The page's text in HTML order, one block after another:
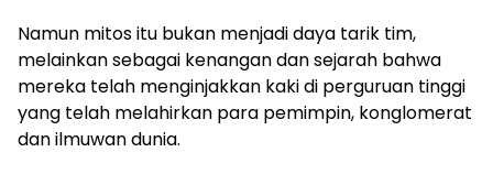
Namun mitos itu bukan menjadi daya tarik tim,
melainkan sebagai kenangan dan sejarah bahwa
mereka telah menginjakkan kaki di perguruan tinggi
yang telah melahirkan para pemimpin, konglomerat
dan ilmuwan dunia.